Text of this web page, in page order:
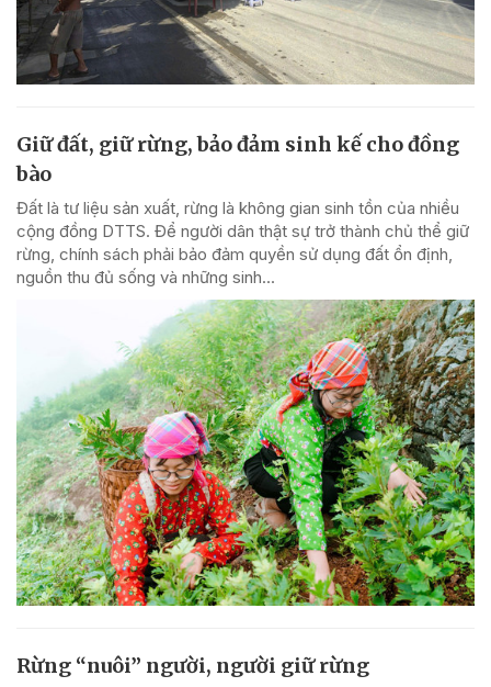
Giữ đất, giữ rừng, bảo đảm sinh kế cho đồng
bào
Đất là tư liệu sản xuất, rừng là không gian sinh tồn của nhiều
cộng đồng DTTS. Để người dân thật sự trở thành chủ thể giữ
rừng, chính sách phải bảo đảm quyền sử dụng đất ổn định,
nguồn thu đủ sống và những sinh...
Rừng “nuôi” người, người giữ rừng